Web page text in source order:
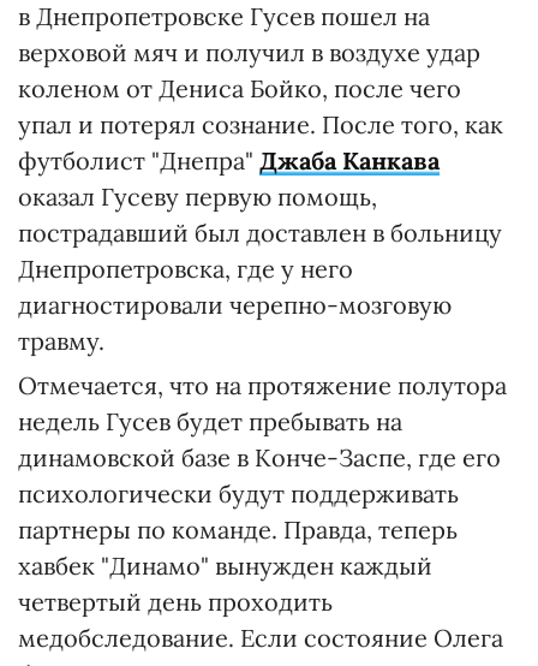
в Днепропетровске Гусев пошел на
верховой мяч и получил в воздухе удар
коленом от Дениса Бойко, после чего
упал и потерял сознание. После того, как
футболист "Днепра" Джаба Канкава
оказал Гусеву первую помощь,
пострадавший был доставлен в больницу
Днепропетровска, где у него
диагностировали черепно-мозговую
травму.
Отмечается, что на протяжение полутора
недель Гусев будет пребывать на
динамовской базе в Конче-Заспе, где его
психологически будут поддерживать
партнеры по команде. Правда, теперь
хавбек "Динамо" вынужден каждый
четвертый день проходить
медобследование. Если состояние Олега